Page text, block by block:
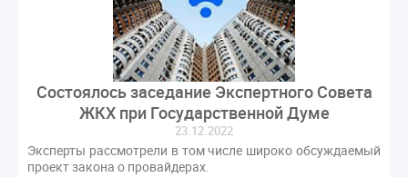
Состоялось заседание Экспертного Совета
ЖКХ при Государственной Думе
23.12.2022
Эксперты рассмотрели в том числе широко обсуждаемый
проект закона о провайдерах.